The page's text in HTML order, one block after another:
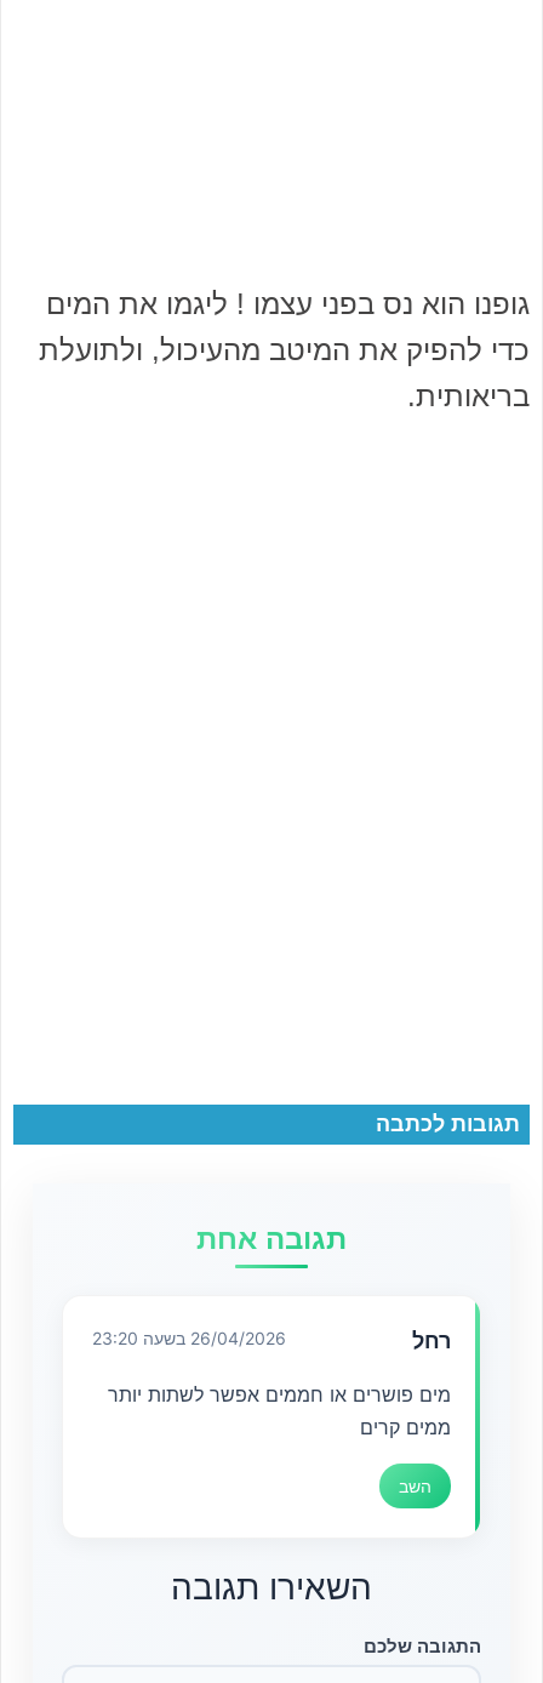
גופנו הוא נס בפני עצמו ! ליגמו את המים
כדי להפיק את המיטב מהעיכול, ולתועלת
בריאותית.
תגובות לכתבה
תגובה אחת
רחל 26/04/2026 בשעה 23:20
מים פושרים או חממים אפשר לשתות יותר
ממים קרים
השב
השאירו תגובה
התגובה שלכם